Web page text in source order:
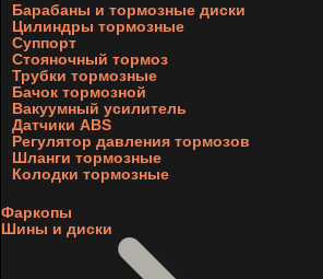
Барабаны и тормозные диски
Цилиндры тормозные
Суппорт
Стояночный тормоз
Трубки тормозные
Бачок тормозной
Вакуумный усилитель
Датчики ABS
Регулятор давления тормозов
Шланги тормозные
Колодки тормозные
Фаркопы
Шины и диски